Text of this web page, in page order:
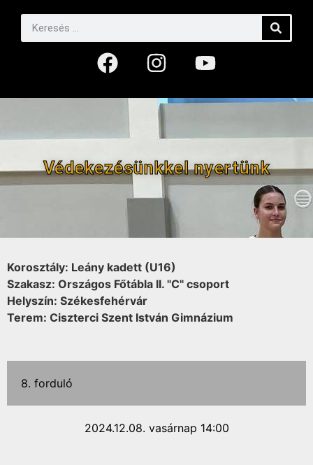
Védekezésünkkel nyertünk
Korosztály: Leány kadett (U16)
Szakasz: Országos Főtábla II. "C" csoport
Helyszín: Székesfehérvár
Terem: Ciszterci Szent István Gimnázium
8. forduló
2024.12.08. vasárnap 14:00